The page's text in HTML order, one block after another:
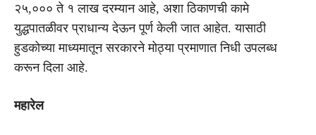
२५,००० ते १ लाख दरम्यान आहे, अशा ठिकाणची कामे
युद्धपातळीवर प्राधान्य देऊन पूर्ण केली जात आहेत. यासाठी
हुडकोच्या माध्यमातून सरकारने मोठ्या प्रमाणात निधी उपलब्ध
करून दिला आहे.
महारेल